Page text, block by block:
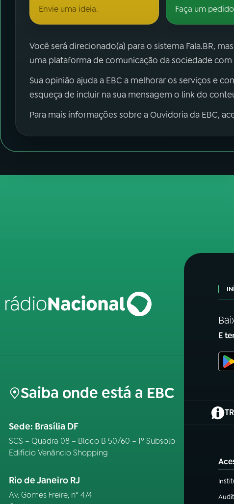
Envie uma ideia. Faça um
Você será direcionado(a) para o sistema Fala.BR,
uma plataforma de comunicação da sociedade
Sua opinião ajuda a EBC a melhorar os serviços e
esqueça de incluir na sua mensagem o link do
Para mais informações sobre a Ouvidoria da EBC,
Saiba onde está a EBC
Sede: Brasília DF
SCS – Quadra 08 – Bloco B 50/60 – 1º Subsolo
Edifício Venâncio Shopping
Rio de Janeiro RJ
Av. Gomes Freire, n° 474
E
(abre